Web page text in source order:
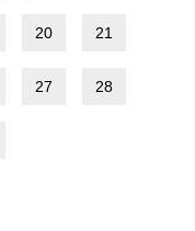
20 21
27 28